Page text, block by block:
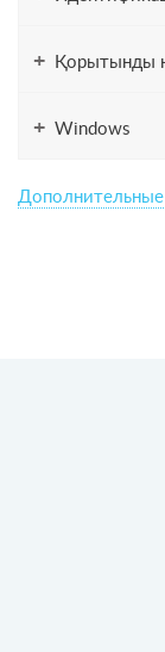
+ Қорытынды
+ Windows